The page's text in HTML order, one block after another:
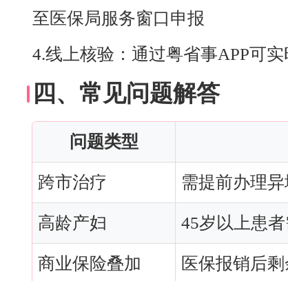
至医保局服务窗口申报
4.线上核验：通过粤省事APP可
四、常见问题解答
问题类型
跨市治疗 需提前办理
高龄产妇 45岁以上患
商业保险叠加 医保报销后